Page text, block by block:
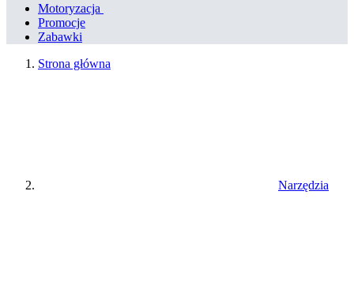
Motoryzacja
Promocje
Zabawki
Strona główna
Narzędzia